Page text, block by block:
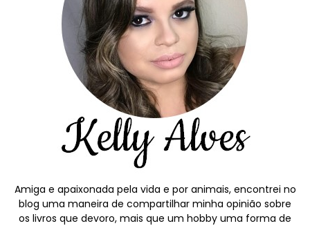
Amiga e apaixonada pela vida e por animais, encontrei no
blog uma maneira de compartilhar minha opinião sobre
os livros que devoro, mais que um hobby uma forma de